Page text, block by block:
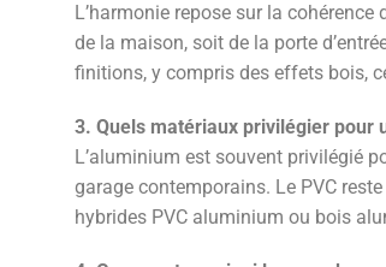
L’harmonie repose sur la
de la maison, soit de la porte
finitions, y compris des effets bois,
3. Quels matériaux privilégier pour
L’aluminium est souvent privilégié
garage contemporains. Le PVC
hybrides PVC aluminium ou bois